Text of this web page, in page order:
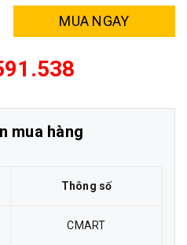
MUA NGAY
mua hàng
Thông số
CMART